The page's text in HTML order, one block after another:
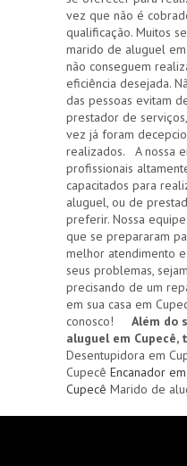
vez que não é
qualificação. Muitos
marido de aluguel
não conseguem
eficiência desejada.
das pessoas evitam
prestador de
vez já foram
realizados. A nossa
profissionais
capacitados para
aluguel, ou de
preferir. Nossa
que se prepararam
melhor atendimento
seus problemas,
precisando de um
em sua casa em
conosco! Além do
aluguel em Cupecê,
Desentupidora em
Cupecê Encanador
Cupecê Marido de